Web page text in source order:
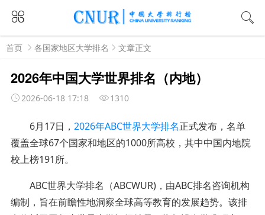
首页 各国家地区大学排名 文章正文
2026年中国大学世界排名（内地）
2026-06-18 17:18 1310
6月17日， 2026年ABC世界大学排名正式发布，名单
覆盖全球67个国家和地区的1000所高校，其中中国内地院
校上榜191所。
ABC世界大学排名（ABCWUR)，由ABC排名咨询机构
编制，旨在前瞻性地洞察全球高等教育的发展趋势。该排